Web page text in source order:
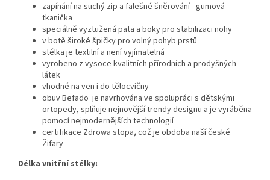
zapínání na suchý zip a falešné šněrování - gumová
tkanička
speciálně vyztužená pata a boky pro stabilizaci nohy
v botě široké špičky pro volný pohyb prstů
stélka je textilní a není vyjímatelná
vyrobeno z vysoce kvalitních přírodních a prodyšných
látek
vhodné na ven i do tělocvičny
obuv Befado je navrhována ve spolupráci s dětskými
ortopedy, splňuje nejnovější trendy designu a je vyráběna
pomocí nejmodernějších technologií
certifikace Zdrowa stopa,což je obdoba naší české
Žifary
Délka vnitřní stélky: